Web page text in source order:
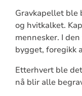
Gravkapellet ble
og hvitkalket.
mennesker. I
bygget, foregikk
Etterhvert ble
nå blir alle